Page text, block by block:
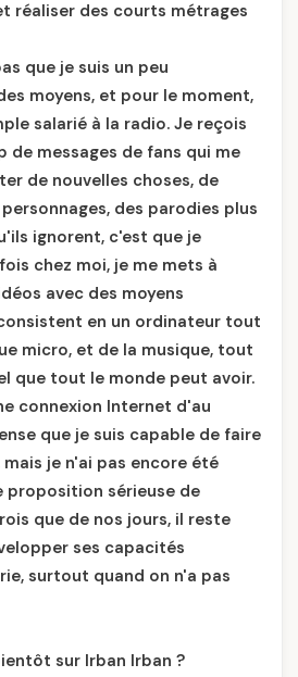
réaliser des courts métrages
que je suis un peu
moyens, et pour le moment,
salarié à la radio. Je reçois
de messages de fans qui me
de nouvelles choses, de
des parodies plus
ignorent, c'est que je
chez moi, je me mets à
avec des moyens
en un ordinateur tout
micro, et de la musique, tout
que tout le monde peut avoir.
connexion Internet d'au
que je suis capable de faire
je n'ai pas encore été
proposition sérieuse de
que de nos jours, il reste
ses capacités
surtout quand on n'a pas
sur Irban Irban ?